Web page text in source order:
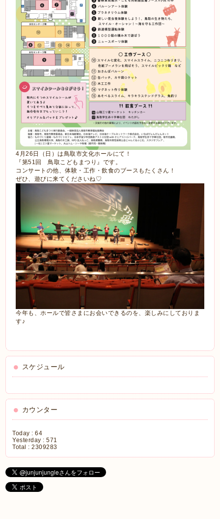
4月26日（日）は鳥取市文化ホールにて！
『第51回 鳥取こどもまつり』です。
コンサートの他、体験・工作・飲食のブースもたくさん！
ぜひ、遊びに来てくださいね♡
今年も、ホールで皆さまにお会いできるのを、楽しみにしておりま
す♪
スケジュール
カウンター
Today :64
Yesterday :571
Total :2309283